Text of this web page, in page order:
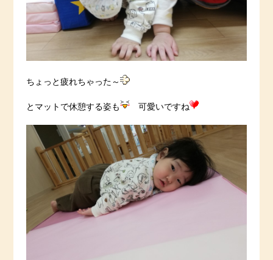
ちょっと疲れちゃった～
とマットで休憩する姿も 可愛いですね